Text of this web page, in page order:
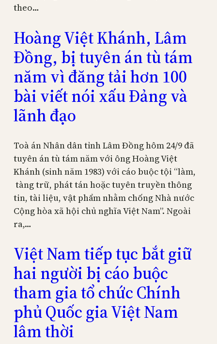
theo…
Hoàng Việt Khánh, Lâm
Đồng, bị tuyên án tù tám
năm vì đăng tải hơn 100
bài viết nói xấu Đảng và
lãnh đạo
Toà án Nhân dân tỉnh Lâm Đồng hôm 24/9 đã
tuyên án tù tám năm với ông Hoàng Việt
Khánh (sinh năm 1983) với cáo buộc tội “làm,
tàng trữ, phát tán hoặc tuyên truyền thông
tin, tài liệu, vật phẩm nhằm chống Nhà nước
Cộng hòa xã hội chủ nghĩa Việt Nam”. Ngoài
ra,…
Việt Nam tiếp tục bắt giữ
hai người bị cáo buộc
tham gia tổ chức Chính
phủ Quốc gia Việt Nam
lâm thời